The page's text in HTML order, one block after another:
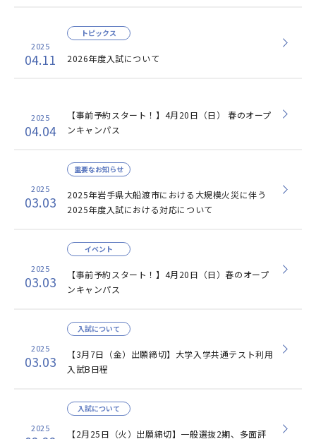
2025
04.11 2026年度入試について
トピックス
2025
04.04
【事前予約スタート！】4月20日（日） 春のオープ
ンキャンパス
2025
03.03
2025年岩手県大船渡市における大規模火災に伴う
2025年度入試における対応について
重要なお知らせ
2025
03.03
【事前予約スタート！】4月20日（日）春のオープ
ンキャンパス
イベント
2025
03.03
【3月7日（金）出願締切】大学入学共通テスト利用
入試B日程
入試について
2025
【2月25日（火）出願締切】一般選抜2期、多面評
入試について